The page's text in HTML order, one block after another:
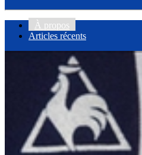
À propos
Articles récents